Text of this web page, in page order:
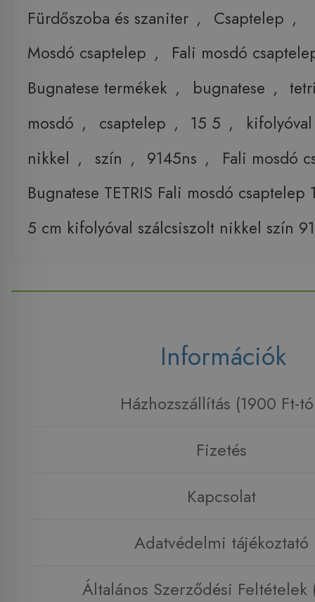
Fürdőszoba és szaniter , Csaptelep ,
Mosdó csaptelep ,
Fali mosdó
Bugnatese termékek , bugnatese ,
mosdó , csaptelep , 15 5 ,
kifolyóval
nikkel , szín , 9145ns ,
Fali mosdó
Bugnatese TETRIS Fali mosdó csaptelep
5 cm kifolyóval szálcsiszolt nikkel szín
Információk
Házhozszállítás (1900 Ft-
Fizetés
Kapcsolat
Adatvédelmi tájékoztató
Általános Szerződési Feltételek